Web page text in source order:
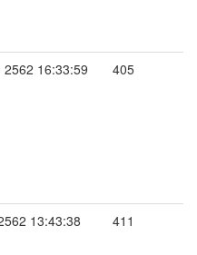
16:33:59 405
13:43:38 411